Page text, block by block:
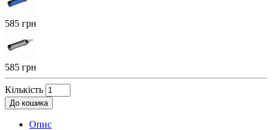
585 грн
585 грн
Кількість
До кошика
Опис